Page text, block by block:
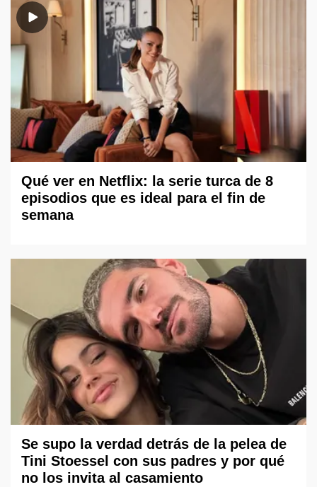
Qué ver en Netflix: la serie turca de 8
episodios que es ideal para el fin de
semana
Se supo la verdad detrás de la pelea de
Tini Stoessel con sus padres y por qué
no los invita al casamiento